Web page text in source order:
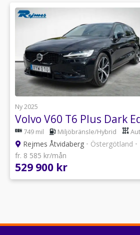
Ny 2025
Volvo V60 T6 Plus Dark
749 mil Miljöbränsle/Hybrid
Rejmes Åtvidaberg • Östergötland •
fr. 8 585 kr/mån
529 900 kr